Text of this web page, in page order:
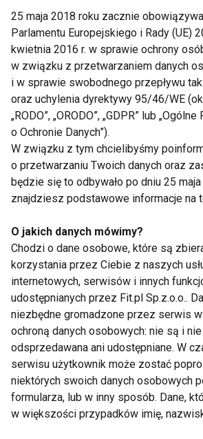
idealny na spalanie tłuszczu i
budowanie wytrzymałości.
Trening HIIT (High Intensity
Training): Intensywne
przeplatane krótkimi okresami
odpoczynku. HIIT pozwala na
spalanie kalorii i poprawę
krótszym czasie.
Kiedy wybrać trening
Oba rodzaje treningu mają swoje
treningowym, ale kluczowe jest
swoich celów. Oto kilka
typ treningu może być bardziej
drugiego:
Budowanie masy mięśniowej
celem jest zwiększenie
skup się na treningu siłowym.
być dodatkiem, ale nie
25 maja 2018 roku zacznie
Parlamentu Europejskiego i Rady (UE)
kwietnia 2016 r. w sprawie ochrony
w związku z przetwarzaniem danych
i w sprawie swobodnego przepływu
oraz uchylenia dyrektywy 95/46/WE
„RODO”, „ORODO”, „GDPR” lub
o Ochronie Danych”).
W związku z tym chcielibyśmy
o przetwarzaniu Twoich danych oraz
będzie się to odbywało po dniu 25
znajdziesz podstawowe informacje na
O jakich danych mówimy?
Chodzi o dane osobowe, które są
korzystania przez Ciebie z naszych
internetowych, serwisów i innych
udostępnianych przez Fit.pl Sp.z.o.o..
niezbędne gromadzone przez serwis
ochroną danych osobowych: nie są i
odsprzedawana ani udostępniane. W
serwisu użytkownik może zostać
niektórych swoich danych osobowych
formularza, lub w inny sposób. Dane,
w większości przypadków imię,